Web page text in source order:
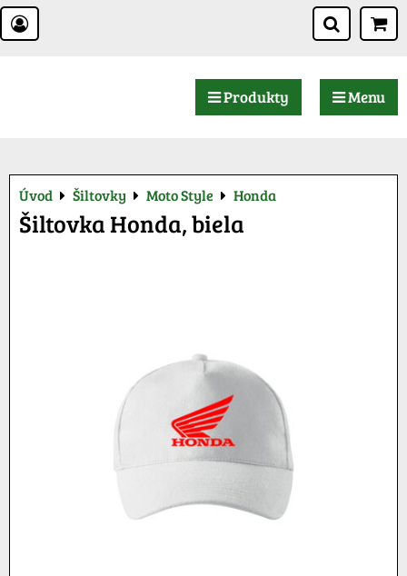
Produkty Menu
Úvod Šiltovky Moto Style Honda
Šiltovka Honda, biela